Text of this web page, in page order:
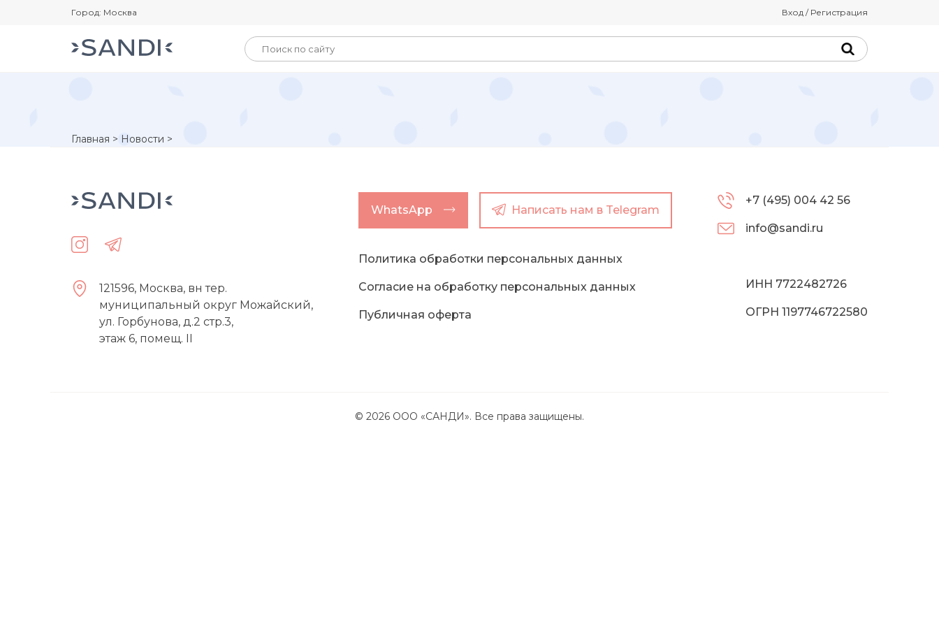
Город: Москва Вход / Регистрация
Главная > Новости >
121596, Москва, вн тер.
муниципальный округ Можайский,
ул. Горбунова, д.2 стр.3,
этаж 6, помещ. II
WhatsApp Написать нам в Telegram
Политика обработки персональных данных
Согласие на обработку персональных данных
Публичная оферта
+7 (495) 004 42 56
info@sandi.ru
ИНН 7722482726
ОГРН 1197746722580
© 2026 ООО «САНДИ». Все права защищены.